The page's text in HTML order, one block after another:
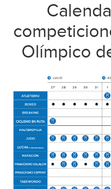
Olímpico